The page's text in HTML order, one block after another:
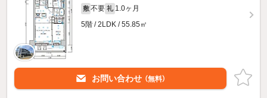
敷 不要 礼 1.0ヶ月
5階 / 2LDK / 55.85㎡
お問い合わせ （無料）